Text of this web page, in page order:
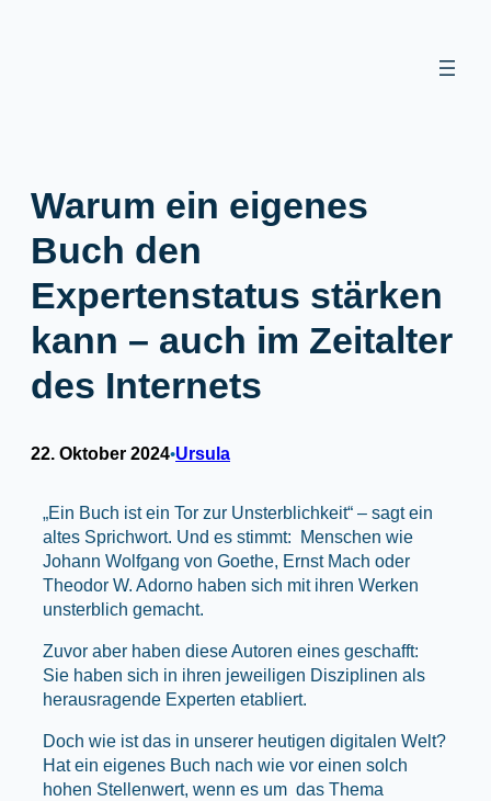
Warum ein eigenes
Buch den
Expertenstatus stärken
kann – auch im Zeitalter
des Internets
22. Oktober 2024•Ursula
„Ein Buch ist ein Tor zur Unsterblichkeit“ – sagt ein
altes Sprichwort. Und es stimmt: Menschen wie
Johann Wolfgang von Goethe, Ernst Mach oder
Theodor W. Adorno haben sich mit ihren Werken
unsterblich gemacht.
Zuvor aber haben diese Autoren eines geschafft:
Sie haben sich in ihren jeweiligen Disziplinen als
herausragende Experten etabliert.
Doch wie ist das in unserer heutigen digitalen Welt?
Hat ein eigenes Buch nach wie vor einen solch
hohen Stellenwert, wenn es um das Thema